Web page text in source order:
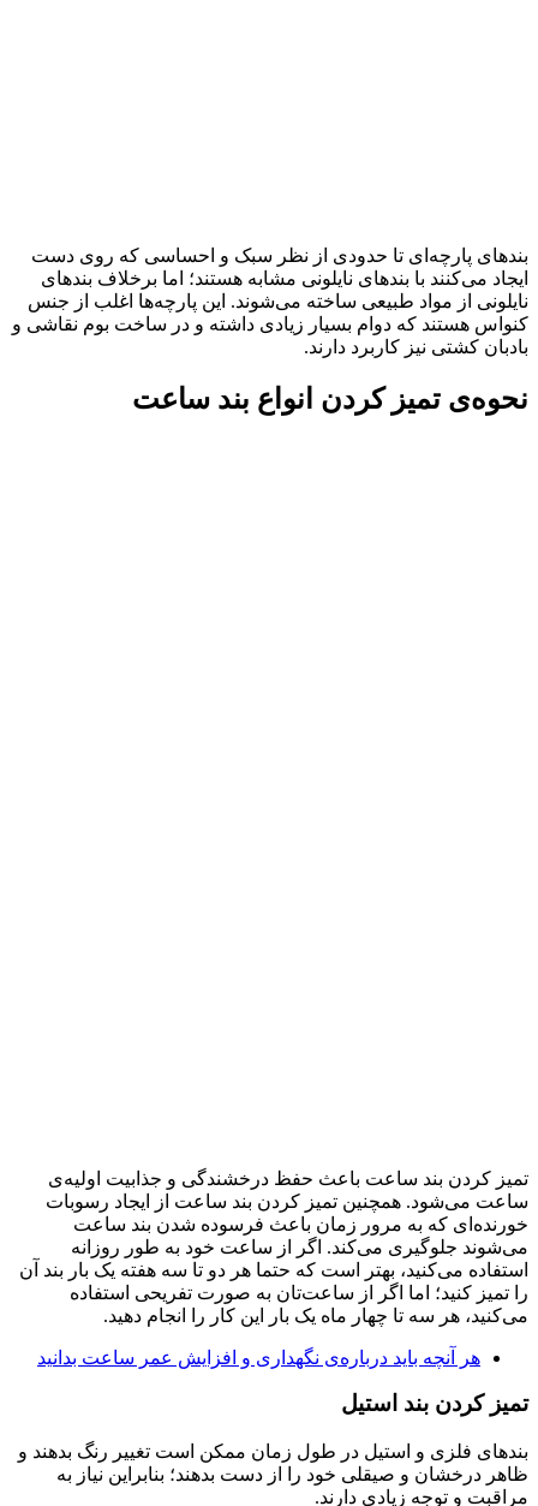
بندهای پارچه‌ای تا حدودی از نظر سبک و احساسی که روی دست
ایجاد می‌کنند با بندهای نایلونی مشابه هستند؛ اما برخلاف بندهای
نایلونی از مواد طبیعی ساخته می‌شوند. این پارچه‌ها اغلب از جنس
کنواس هستند که دوام بسیار زیادی داشته و در ساخت بوم نقاشی و
بادبان کشتی نیز کاربرد دارند.
نحوه‌ی تمیز کردن انواع بند ساعت
تمیز کردن بند ساعت باعث حفظ درخشندگی و جذابیت اولیه‌ی
ساعت می‌شود. همچنین تمیز کردن بند ساعت از ایجاد رسوبات
خورنده‌ای که به مرور زمان باعث فرسوده شدن بند ساعت
می‌شوند جلوگیری می‌کند. اگر از ساعت خود به طور روزانه
استفاده می‌کنید، بهتر است که حتما هر دو تا سه هفته یک بار بند آن
را تمیز کنید؛ اما اگر از ساعت‌تان به صورت تفریحی استفاده
می‌کنید، هر سه تا چهار ماه یک بار این کار را انجام دهید.
هر آنچه باید درباره‌ی نگهداری و افزایش عمر ساعت بدانید
تمیز کردن بند استیل
بندهای فلزی و استیل در طول زمان ممکن است تغییر رنگ بدهند و
ظاهر درخشان و صیقلی خود را از دست بدهند؛ بنابراین نیاز به
مراقبت و توجه زیادی دارند.